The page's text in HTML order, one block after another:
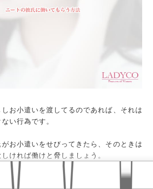
お小遣いを渡してるのであれば、それは
い行為です。
お小遣いをせびってきたら、そのときは
ければ働けと脅しましょう。
に行けばそれまでのこと、離れることがで
おすすめ記事